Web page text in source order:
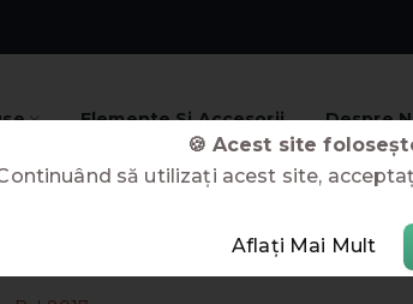
Elemente Si Accesorii Despre
🍪 Acest site
să utilizați acest site,
Aflați Mai Mult